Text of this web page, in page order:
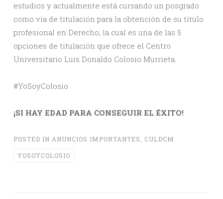
estudios y actualmente está cursando un posgrado
como vía de titulación para la obtención de su título
profesional en Derecho; la cual es una de las 5
opciones de titulación que ofrece el Centro
Universitario Luis Donaldo Colosio Murrieta.
#YoSoyColosio
¡SI HAY EDAD PARA CONSEGUIR EL ÉXITO!
POSTED IN ANUNCIOS IMPORTANTES CULDCM
YOSOYCOLOSIO